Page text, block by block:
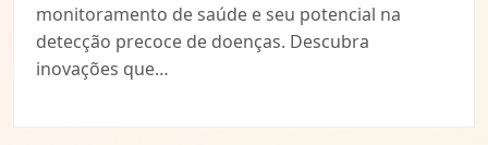
monitoramento de saúde e seu potencial na
detecção precoce de doenças. Descubra
inovações que…